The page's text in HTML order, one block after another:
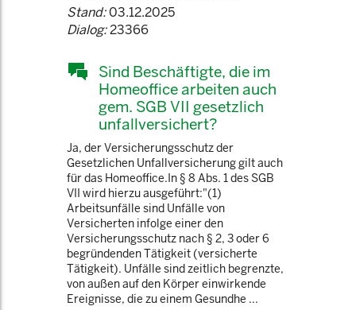
Stand:03.12.2025
Dialog:23366
Sind Beschäftigte, die im
Homeoffice arbeiten auch
gem. SGB VII gesetzlich
unfallversichert?
Ja, der Versicherungsschutz der
Gesetzlichen Unfallversicherung gilt auch
für das Homeoffice.In § 8 Abs. 1 des SGB
VII wird hierzu ausgeführt:"(1)
Arbeitsunfälle sind Unfälle von
Versicherten infolge einer den
Versicherungsschutz nach § 2, 3 oder 6
begründenden Tätigkeit (versicherte
Tätigkeit). Unfälle sind zeitlich begrenzte,
von außen auf den Körper einwirkende
Ereignisse, die zu einem Gesundhe ...